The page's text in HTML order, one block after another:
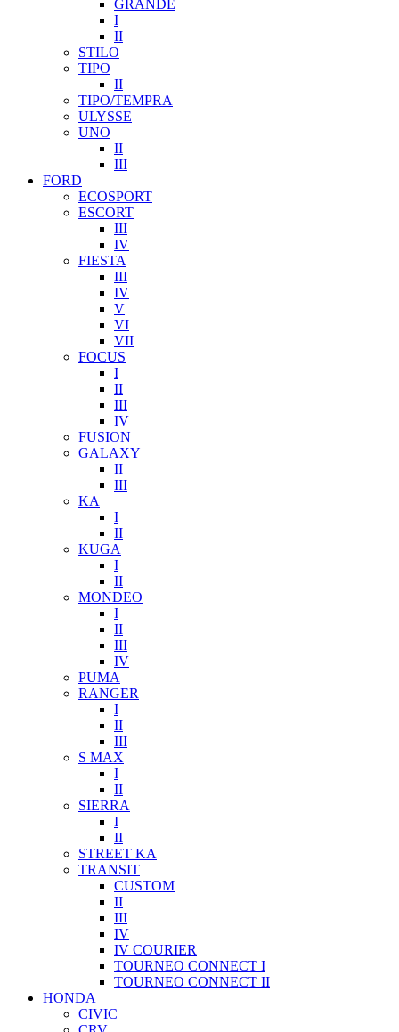
GRANDE
I
II
STILO
TIPO
II
TIPO/TEMPRA
ULYSSE
UNO
II
III
FORD
ECOSPORT
ESCORT
III
IV
FIESTA
III
IV
V
VI
VII
FOCUS
I
II
III
IV
FUSION
GALAXY
II
III
KA
I
II
KUGA
I
II
MONDEO
I
II
III
IV
PUMA
RANGER
I
II
III
S MAX
I
II
SIERRA
I
II
STREET KA
TRANSIT
CUSTOM
II
III
IV
IV COURIER
TOURNEO CONNECT I
TOURNEO CONNECT II
HONDA
CIVIC